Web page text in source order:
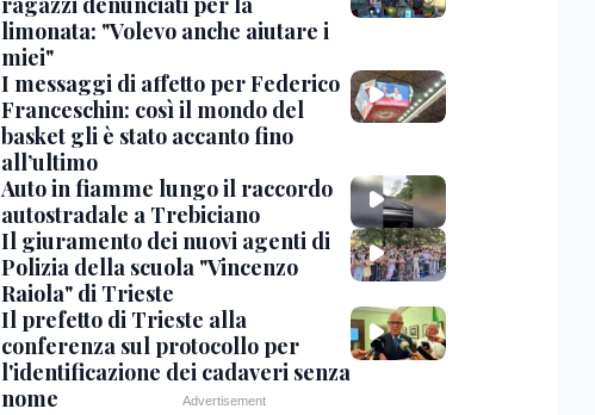
limonata: "Volevo anche aiutare i
miei"
I messaggi di affetto per Federico
Franceschin: così il mondo del
basket gli è stato accanto fino
all’ultimo
Auto in fiamme lungo il raccordo
autostradale a Trebiciano
Il giuramento dei nuovi agenti di
Polizia della scuola "Vincenzo
Raiola" di Trieste
Il prefetto di Trieste alla
conferenza sul protocollo per
l'identificazione dei cadaveri senza
nome